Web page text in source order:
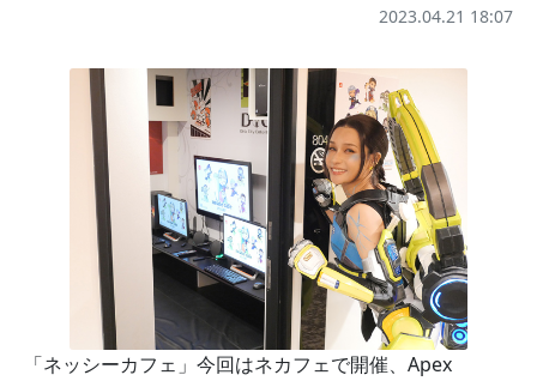
2023.04.21 18:07
「ネッシーカフェ」今回はネカフェで開催、Apex